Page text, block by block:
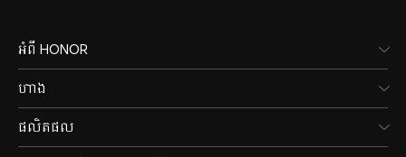
អំពី HONOR
ហាង
ផលិតផល